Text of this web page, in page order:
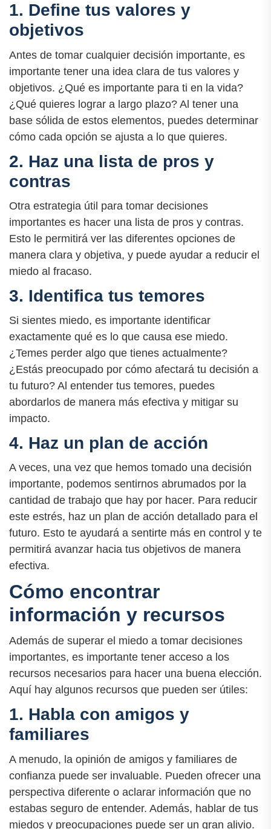
1. Define tus valores y
objetivos
Antes de tomar cualquier decisión importante, es
importante tener una idea clara de tus valores y
objetivos. ¿Qué es importante para ti en la vida?
¿Qué quieres lograr a largo plazo? Al tener una
base sólida de estos elementos, puedes determinar
cómo cada opción se ajusta a lo que quieres.
2. Haz una lista de pros y
contras
Otra estrategia útil para tomar decisiones
importantes es hacer una lista de pros y contras.
Esto le permitirá ver las diferentes opciones de
manera clara y objetiva, y puede ayudar a reducir el
miedo al fracaso.
3. Identifica tus temores
Si sientes miedo, es importante identificar
exactamente qué es lo que causa ese miedo.
¿Temes perder algo que tienes actualmente?
¿Estás preocupado por cómo afectará tu decisión a
tu futuro? Al entender tus temores, puedes
abordarlos de manera más efectiva y mitigar su
impacto.
4. Haz un plan de acción
A veces, una vez que hemos tomado una decisión
importante, podemos sentirnos abrumados por la
cantidad de trabajo que hay por hacer. Para reducir
este estrés, haz un plan de acción detallado para el
futuro. Esto te ayudará a sentirte más en control y te
permitirá avanzar hacia tus objetivos de manera
efectiva.
Cómo encontrar
información y recursos
Además de superar el miedo a tomar decisiones
importantes, es importante tener acceso a los
recursos necesarios para hacer una buena elección.
Aquí hay algunos recursos que pueden ser útiles:
1. Habla con amigos y
familiares
A menudo, la opinión de amigos y familiares de
confianza puede ser invaluable. Pueden ofrecer una
perspectiva diferente o aclarar información que no
estabas seguro de entender. Además, hablar de tus
miedos y preocupaciones puede ser un gran alivio.